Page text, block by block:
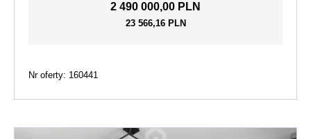
2 490 000,00 PLN
23 566,16 PLN
Nr oferty: 160441